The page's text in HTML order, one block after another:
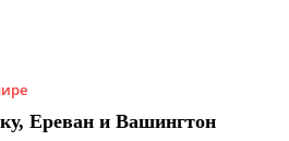
Ереван и Вашингтон